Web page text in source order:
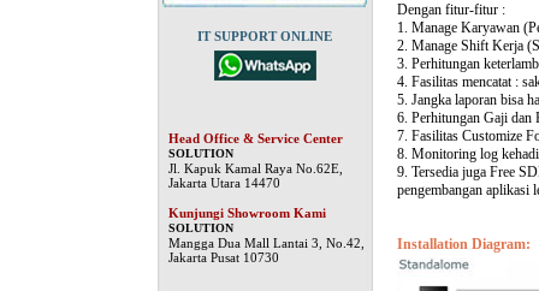
IT SUPPORT ONLINE
Head Office & Service Center
SOLUTION
Jl. Kapuk Kamal Raya No.62E,
Jakarta Utara 14470
Kunjungi Showroom Kami
SOLUTION
Mangga Dua Mall Lantai 3, No.42,
Jakarta Pusat 10730
Dengan fitur-fitur :
1. Manage Karyawan
2. Manage Shift Kerja
3. Perhitungan
4. Fasilitas mencatat :
5. Jangka laporan bisa
6. Perhitungan Gaji dan
7. Fasilitas Customize
8. Monitoring log
9. Tersedia juga Free
pengembangan aplikasi
Installation Diagram: